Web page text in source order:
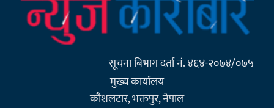
सूचना बिभाग दर्ता नं. ४६४-२०७४/०७५
मुख्य कार्यालय
कौशलटार, भक्तपुर, नेपाल